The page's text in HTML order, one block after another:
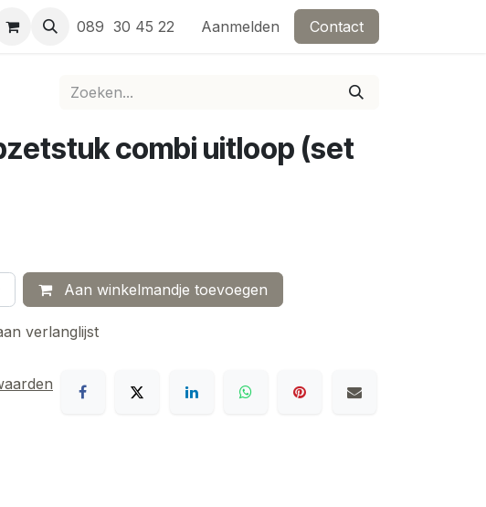
reiniging Evenementen Overnachten in de buurt met Caffè Di
089 30 45 22 Aanmelden Contact
combi uitloop (set
Aan winkelmandje toevoegen
verlanglijst